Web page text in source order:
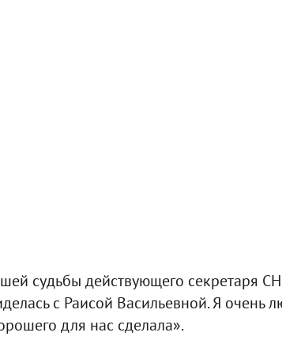
судьбы действующего секретаря
с Раисой Васильевной. Я очень
для нас сделала».